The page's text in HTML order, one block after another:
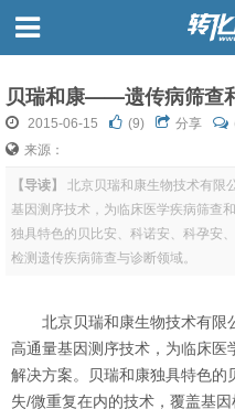
贝瑞和康——遗传病筛查
2015-06-15 (9) 分享
来源：
【导读】
北京贝瑞和康生物技术有限
基因测序技术，为临床医学疾病筛查
独具特色的贝比安、科诺安、科孕安
检测遗传疾病筛查与诊断领域。
北京贝瑞和康生物技术有限
高通量基因测序技术，为临床医
解决方案。贝瑞和康独具特色
失/微重复在内的技术，覆盖基